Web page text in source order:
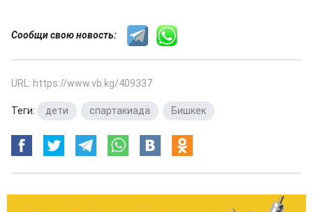
Сообщи свою новость:
URL: https://www.vb.kg/409337
Теги: дети спартакиада Бишкек